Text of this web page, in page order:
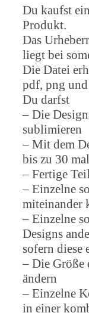
Du kaufst
Produkt.
Das
liegt bei
Die Datei
pdf, png
Du darfst
– Die
sublimieren
– Mit dem
bis zu 30
– Fertige
– Einzelne
miteinander
– Einzelne
Designs
sofern diese
– Die Größe
ändern
– Einzelne
in einer